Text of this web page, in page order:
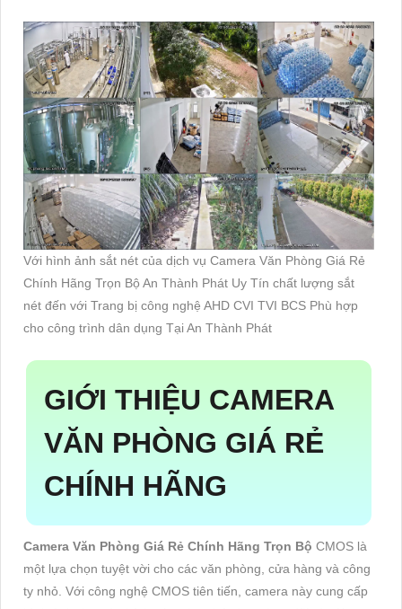
Với hình ảnh sắt nét của dịch vụ Camera Văn Phòng Giá Rẻ
Chính Hãng Trọn Bộ An Thành Phát Uy Tín chất lượng sắt
nét đến với Trang bị công nghệ AHD CVI TVI BCS Phù hợp
cho công trình dân dụng Tại An Thành Phát
GIỚI THIỆU CAMERA
VĂN PHÒNG GIÁ RẺ
CHÍNH HÃNG
Camera Văn Phòng Giá Rẻ Chính Hãng Trọn Bộ CMOS là
một lựa chọn tuyệt vời cho các văn phòng, cửa hàng và công
ty nhỏ. Với công nghệ CMOS tiên tiến, camera này cung cấp